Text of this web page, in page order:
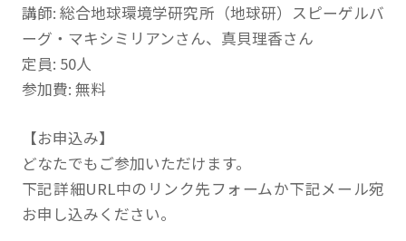
講師: 総合地球環境学研究所（地球研）スピーゲルバ
ーグ・マキシミリアンさん、真貝理香さん
定員: 50人
参加費: 無料
【お申込み】
どなたでもご参加いただけます。
下記詳細URL中のリンク先フォームか下記メール宛
お申し込みください。